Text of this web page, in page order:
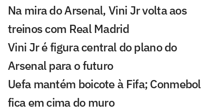
Na mira do Arsenal, Vini Jr volta aos
treinos com Real Madrid
Vini Jr é figura central do plano do
Arsenal para o futuro
Uefa mantém boicote à Fifa; Conmebol
fica em cima do muro